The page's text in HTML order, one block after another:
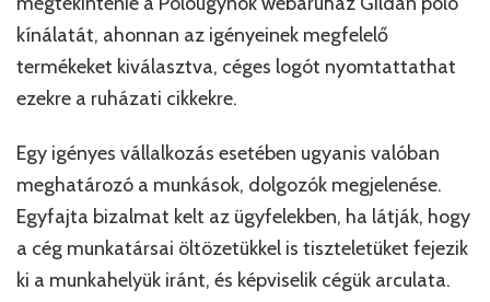
kínálatát, ahonnan az igényeinek megfelelő
termékeket kiválasztva, céges logót nyomtattathat
ezekre a ruházati cikkekre.
Egy igényes vállalkozás esetében ugyanis valóban
meghatározó a munkások, dolgozók megjelenése.
Egyfajta bizalmat kelt az ügyfelekben, ha látják, hogy
a cég munkatársai öltözetükkel is tiszteletüket fejezik
ki a munkahelyük iránt, és képviselik cégük arculata.